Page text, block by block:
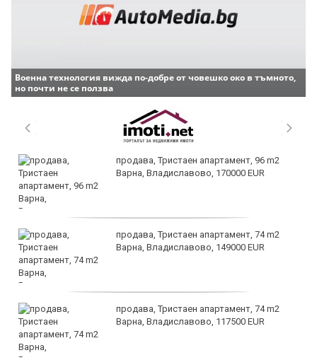
Военна технология вижда по-добре от човешко око в тъмното,
но почти не се ползва
продава, Тристаен апартамент, 96 m2
Варна, Владиславово, 170000 EUR
продава, Тристаен апартамент, 74 m2
Варна, Владиславово, 149000 EUR
продава, Тристаен апартамент, 74 m2
Варна, Владиславово, 117500 EUR